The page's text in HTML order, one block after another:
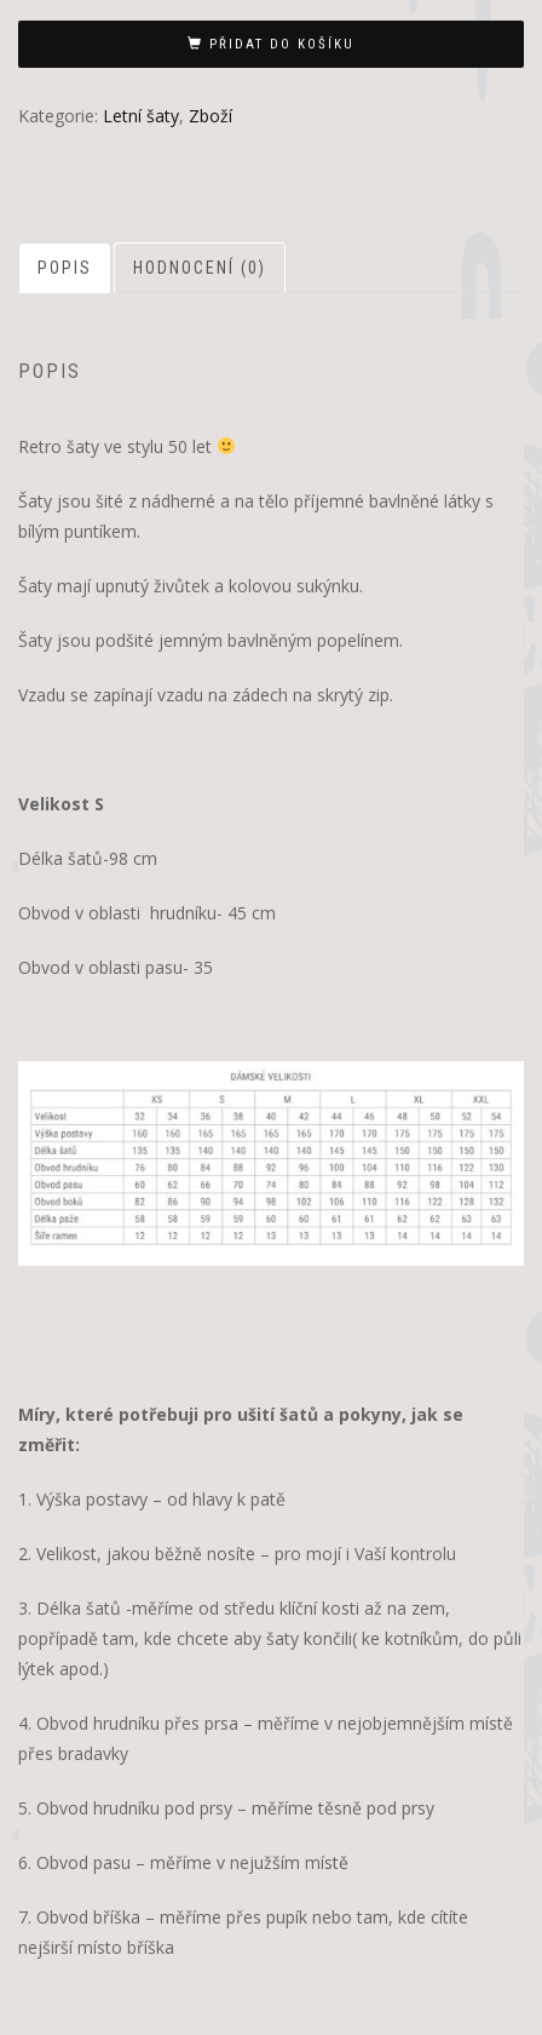
PŘIDAT DO KOŠÍKU
Kategorie: Letní šaty, Zboží
POPIS HODNOCENÍ (0)
POPIS
Retro šaty ve stylu 50 let
Šaty jsou šité z nádherné a na tělo příjemné bavlněné látky s
bílým puntíkem.
Šaty mají upnutý živůtek a kolovou sukýnku.
Šaty jsou podšité jemným bavlněným popelínem.
Vzadu se zapínají vzadu na zádech na skrytý zip.
Velikost S
Délka šatů-98 cm
Obvod v oblasti hrudníku- 45 cm
Obvod v oblasti pasu- 35
Míry, které potřebuji pro ušití šatů a pokyny, jak se
změřit:
1. Výška postavy – od hlavy k patě
2. Velikost, jakou běžně nosíte – pro mojí i Vaší kontrolu
3. Délka šatů -měříme od středu klíční kosti až na zem,
popřípadě tam, kde chcete aby šaty končili( ke kotníkům, do půli
lýtek apod.)
4. Obvod hrudníku přes prsa – měříme v nejobjemnějším místě
přes bradavky
5. Obvod hrudníku pod prsy – měříme těsně pod prsy
6. Obvod pasu – měříme v nejužším místě
7. Obvod bříška – měříme přes pupík nebo tam, kde cítíte
nejširší místo bříška